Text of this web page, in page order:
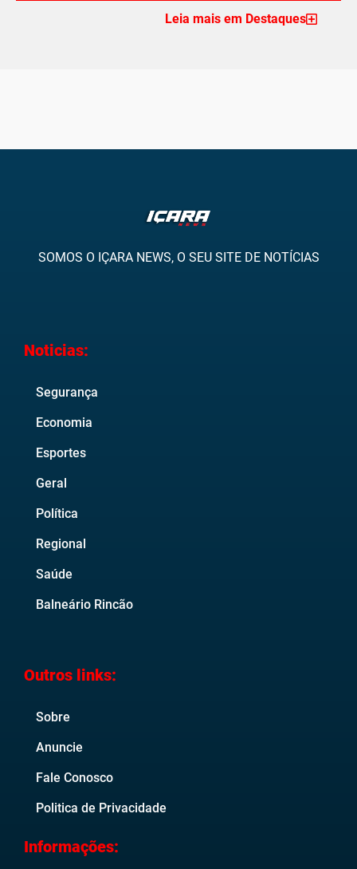
Leia mais em Destaques
SOMOS O IÇARA NEWS, O SEU SITE DE NOTÍCIAS
Noticias:
Segurança
Economia
Esportes
Geral
Política
Regional
Saúde
Balneário Rincão
Outros links:
Sobre
Anuncie
Fale Conosco
Politica de Privacidade
Informações: